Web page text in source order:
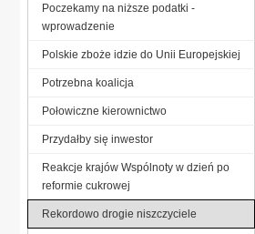
Poczekamy na niższe podatki -
wprowadzenie
Polskie zboże idzie do Unii Europejskiej
Potrzebna koalicja
Połowiczne kierownictwo
Przydałby się inwestor
Reakcje krajów Wspólnoty w dzień po
reformie cukrowej
Rekordowo drogie niszczyciele